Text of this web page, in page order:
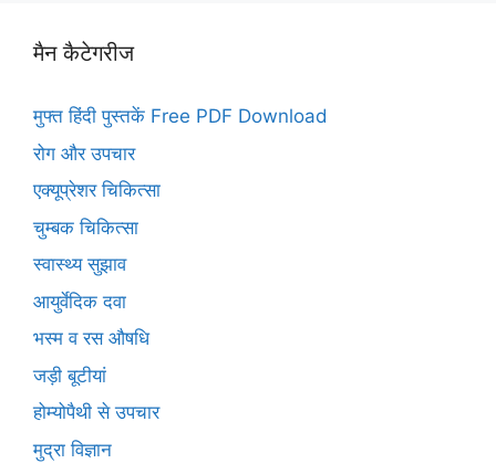
मैन कैटेगरीज
मुफ्त हिंदी पुस्तकें Free PDF Download
रोग और उपचार
एक्यूप्रेशर चिकित्सा
चुम्बक चिकित्सा
स्वास्थ्य सुझाव
आयुर्वेदिक दवा
भस्म व रस औषधि
जड़ी बूटीयां
होम्योपैथी से उपचार
मुद्रा विज्ञान